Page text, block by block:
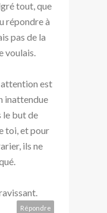
tout, que
répondre à
pas de la
voulais.
est
inattendue
le but de
toi, et pour
ils ne
Répondre